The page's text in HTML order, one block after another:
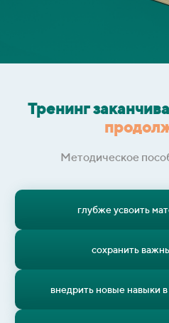
Тренинг
Методическое
глубже усвоить
сохранить
внедрить новые навыки